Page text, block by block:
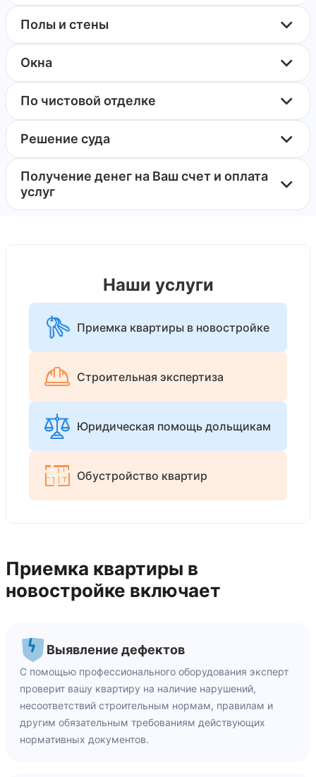
Полы и стены
Окна
По чистовой отделке
Решение суда
Получение денег на Ваш счет и оплата
услуг
Наши услуги
Приемка квартиры в новостройке
Строительная экспертиза
Юридическая помощь дольщикам
Обустройство квартир
Приемка квартиры в
новостройке включает
Выявление дефектов
С помощью профессионального оборудования эксперт
проверит вашу квартиру на наличие нарушений,
несоответствий строительным нормам, правилам и
другим обязательным требованиям действующих
нормативных документов.